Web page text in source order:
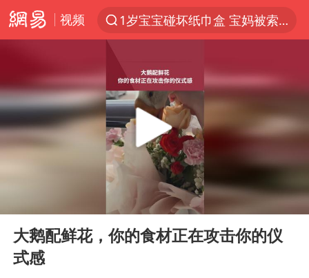
视频
1岁宝宝碰坏纸巾盒 宝妈被索赔924元
Meta被判支付5.67亿美元
阿根廷足协发文力挺因凡蒂诺
中国稀土盘中涨停
日本广岛民众举行游行反对政府行径
Play
00:08
大鹅配鲜花，你的食材正在攻击你的仪
式感